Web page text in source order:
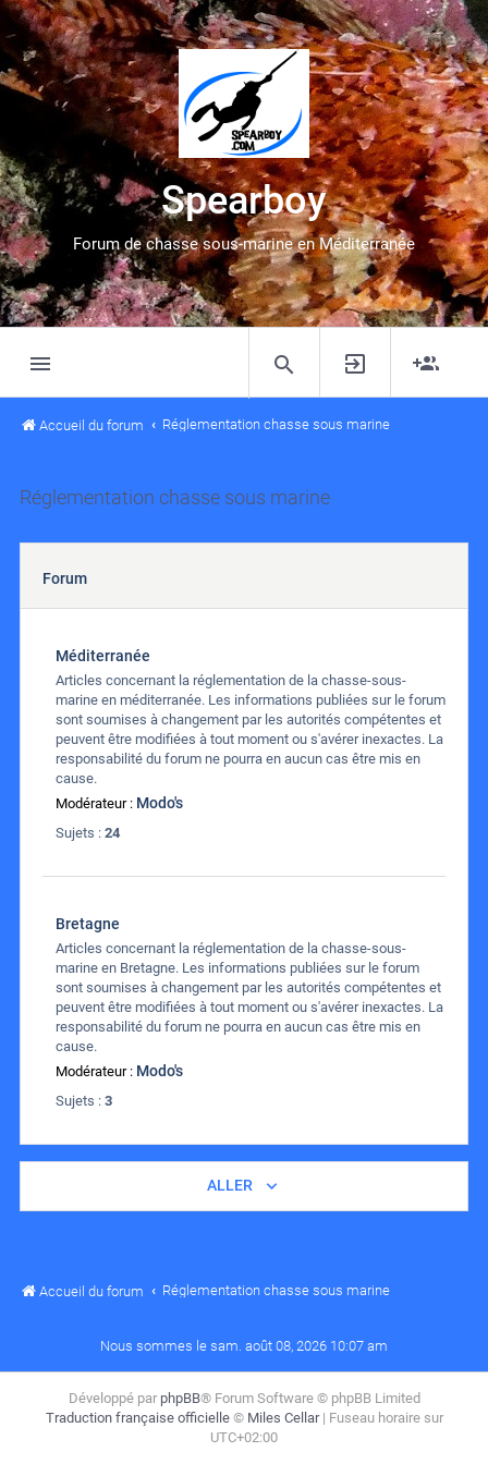
Spearboy
Forum de chasse sous-marine en Méditerranée
Accueil du forum Réglementation chasse sous marine
Réglementation chasse sous marine
Forum
Méditerranée
Articles concernant la réglementation de la chasse-sous-
marine en méditerranée. Les informations publiées sur le forum
sont soumises à changement par les autorités compétentes et
peuvent être modifiées à tout moment ou s'avérer inexactes. La
responsabilité du forum ne pourra en aucun cas être mis en
cause.
Modérateur : Modo's
Sujets : 24
Bretagne
Articles concernant la réglementation de la chasse-sous-
marine en Bretagne. Les informations publiées sur le forum
sont soumises à changement par les autorités compétentes et
peuvent être modifiées à tout moment ou s'avérer inexactes. La
responsabilité du forum ne pourra en aucun cas être mis en
cause.
Modérateur : Modo's
Sujets : 3
ALLER
Accueil du forum Réglementation chasse sous marine
Nous sommes le sam. août 08, 2026 10:07 am
Développé par phpBB® Forum Software © phpBB Limited
Traduction française officielle© Miles Cellar | Fuseau horaire sur
UTC+02:00